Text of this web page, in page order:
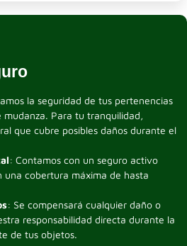
la seguridad de tus pertenencias
Para tu tranquilidad,
que cubre posibles daños durante el
: Contamos con un seguro activo
una cobertura máxima de hasta
: Se compensará cualquier daño o
responsabilidad directa durante la
de tus objetos.